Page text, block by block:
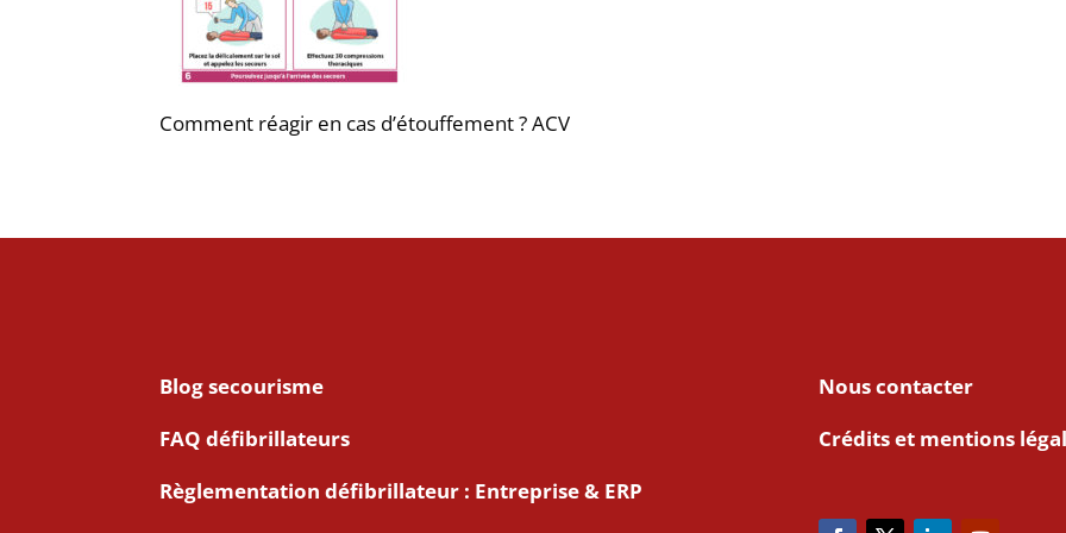
Comment réagir en cas d’étouffement ? ACV
Blog secourisme
FAQ défibrillateurs
Règlementation défibrillateur : Entreprise & ERP
Nous contacter
Crédits et mentions